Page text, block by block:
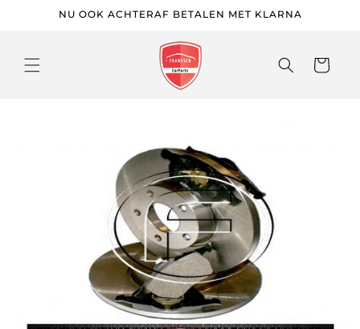
naar deNU OOK ACHTERAF BETALEN MET KLARNA